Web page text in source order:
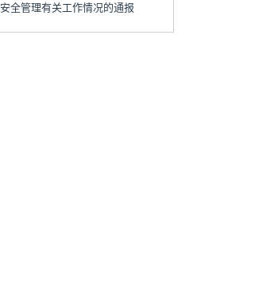
安全管理有关工作情况的通报